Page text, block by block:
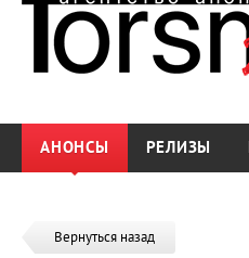
АНОНСЫ РЕЛИЗЫ
Вернуться назад